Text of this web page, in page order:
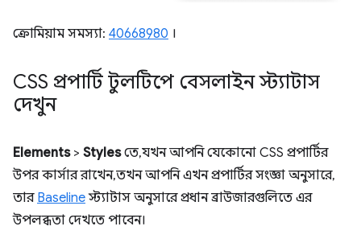
ক্রোমিয়াম সমস্যা: 40668980 ।
CSS প্রপার্টি টুলটিপে বেসলাইন স্ট্যাটাস
দেখুন
Elements> Stylesতে, যখন আপনি যেকোনো CSS প্রপার্টির
উপর কার্সার রাখেন, তখন আপনি এখন প্রপার্টির সংজ্ঞা অনুসারে,
তার Baselineস্ট্যাটাস অনুসারে প্রধান ব্রাউজারগুলিতে এর
উপলব্ধতা দেখতে পাবেন।